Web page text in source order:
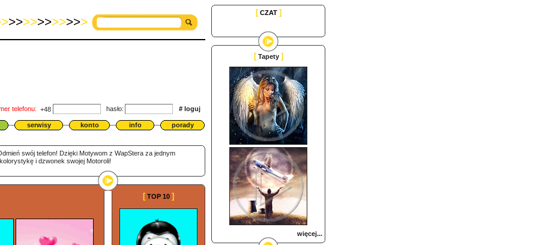
>>>>>>>>>>>
telefonu: +48 hasło: # loguj
serwisy konto info porady
swój telefon! Dzięki Motywom z WapStera za jednym
i dzwonek swojej Motoroli!
[ TOP 10 ]
[CZAT ]
[ Tapety ]
więcej...